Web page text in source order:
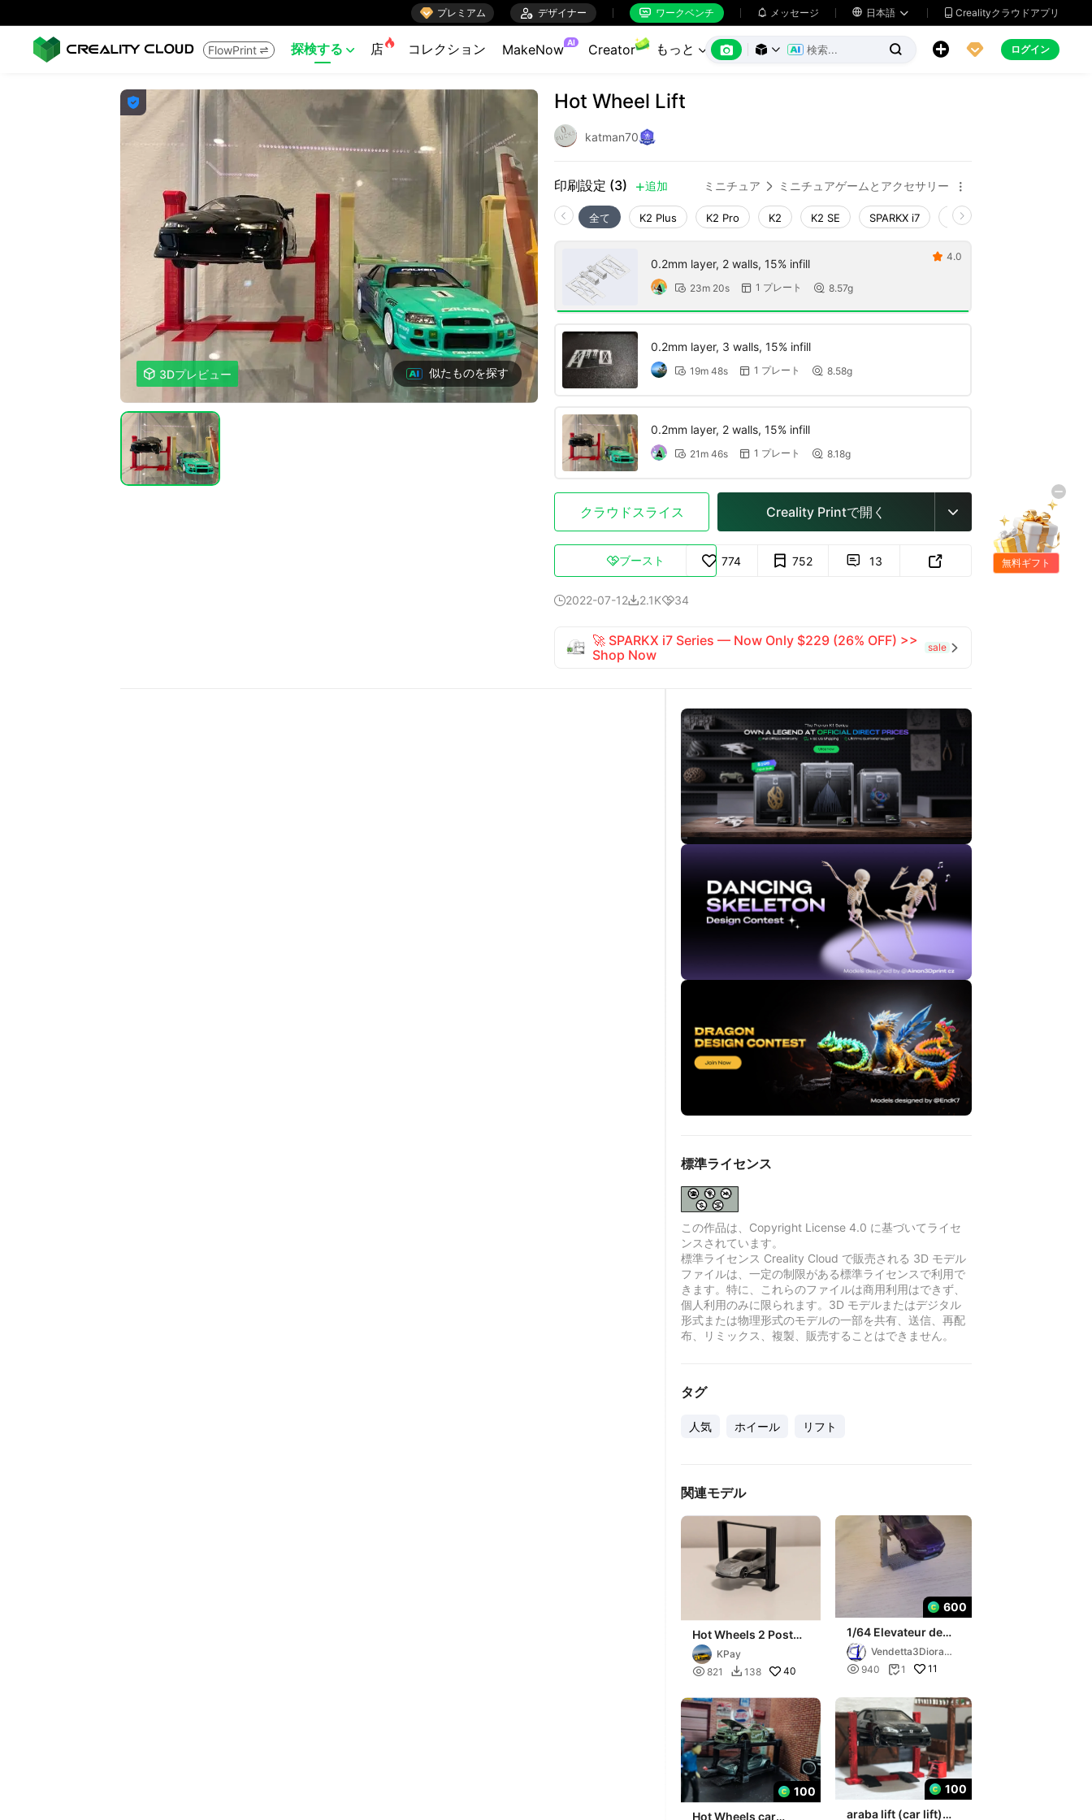
 プレミアム  デザイナー  ワークベンチ  メッセージ  日本語   Crealityクラウドアプリ
FlowPrint  探検する  店 コレクション MakeNow AI Creator もっと        ログイン

 3Dプレビュー 似たものを探す
Hot Wheel Lift
katman70
印刷設定 (3) 追加 ミニチュア  ミニチュアゲームとアクセサリー 
全て K2 Plus K2 Pro K2 K2 SE SPARKX i7 Creality Hi
0.2mm layer, 2 walls, 15% infill
 23m 20s  1 プレート  8.57g
 4.0
0.2mm layer, 3 walls, 15% infill
 19m 48s  1 プレート  8.58g
0.2mm layer, 2 walls, 15% infill
 21m 46s  1 プレート  8.18g
クラウドスライス Creality Printで開く 
ブースト 774 752  13 
2022-07-122.1K34
🚀 SPARKX i7 Series — Now Only $229 (26% OFF) >>
Shop Now
sale 
標準ライセンス
この作品は、Copyright License 4.0 に基づいてライセ
ンスされています。
標準ライセンス Creality Cloud で販売される 3D モデル
ファイルは、一定の制限がある標準ライセンスで利用で
きます。特に、これらのファイルは商用利用はできず、
個人利用のみに限られます。3D モデルまたはデジタル
形式または物理形式のモデルの一部を共有、送信、再配
布、リミックス、複製、販売することはできません。
タグ
人気 ホイール リフト
関連モデル
Hot Wheels 2 Post
HoistKPay
 821  138 40
600
1/64 Elevateur de
garage B / Garage
lift B diecast hot
wheel
Vendetta3Diora
ma
 940 1 11
100
Hot Wheels car
100
araba lift (car lift)
無料ギフト